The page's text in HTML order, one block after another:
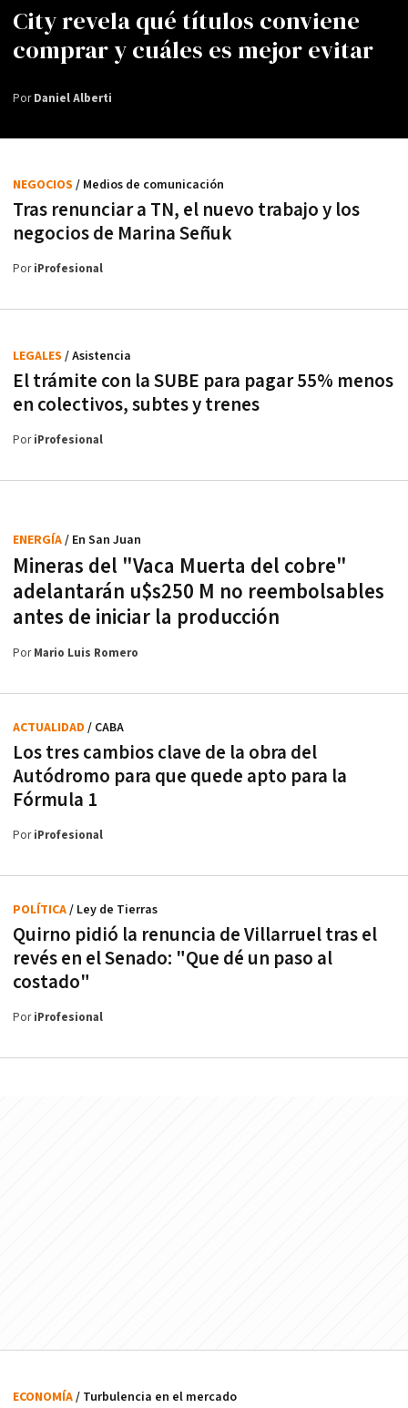
City revela qué títulos conviene
comprar y cuáles es mejor evitar
PorDaniel Alberti
Tras renunciar a TN, el nuevo trabajo y los
negocios de Marina Señuk
NEGOCIOS / Medios de comunicación
PoriProfesional
El trámite con la SUBE para pagar 55% menos
en colectivos, subtes y trenes
LEGALES / Asistencia
PoriProfesional
Mineras del "Vaca Muerta del cobre"
adelantarán u$s250 M no reembolsables
antes de iniciar la producción
ENERGÍA/ En San Juan
PorMario Luis Romero
Los tres cambios clave de la obra del
Autódromo para que quede apto para la
Fórmula 1
ACTUALIDAD / CABA
PoriProfesional
Quirno pidió la renuncia de Villarruel tras el
revés en el Senado: "Que dé un paso al
costado"
POLÍTICA/ Ley de Tierras
PoriProfesional
ECONOMÍA/ Turbulencia en el mercado